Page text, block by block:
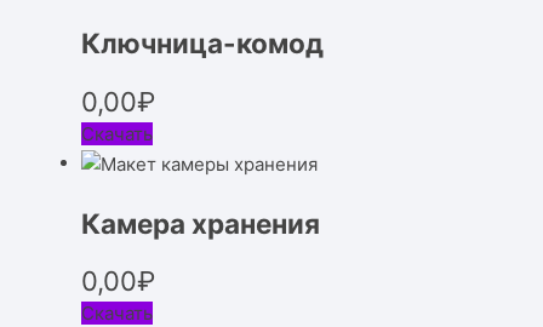
Ключница-комод
0,00₽
Скачать
Камера хранения
0,00₽
Скачать